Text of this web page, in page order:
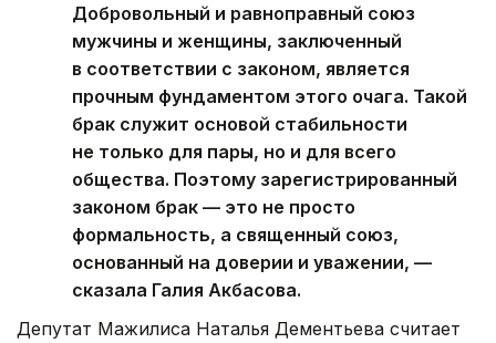
Добровольный и равноправный союз
мужчины и женщины, заключенный
в соответствии с законом, является
прочным фундаментом этого очага. Такой
брак служит основой стабильности
не только для пары, но и для всего
общества. Поэтому зарегистрированный
законом брак — это не просто
формальность, а священный союз,
основанный на доверии и уважении, —
сказала Галия Акбасова.
Депутат Мажилиса Наталья Дементьева считает